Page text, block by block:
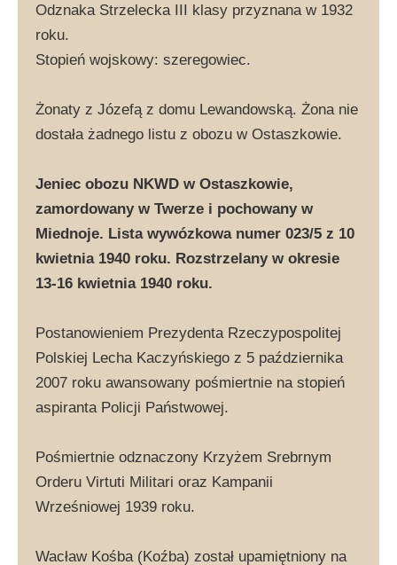
Odznaka Strzelecka III klasy przyznana w 1932
roku.
Stopień wojskowy: szeregowiec.
Żonaty z Józefą z domu Lewandowską. Żona nie
dostała żadnego listu z obozu w Ostaszkowie.
Jeniec obozu NKWD w Ostaszkowie,
zamordowany w Twerze i pochowany w
Miednoje. Lista wywózkowa numer 023/5 z 10
kwietnia 1940 roku. Rozstrzelany w okresie
13-16 kwietnia 1940 roku.
Postanowieniem Prezydenta Rzeczypospolitej
Polskiej Lecha Kaczyńskiego z 5 października
2007 roku awansowany pośmiertnie na stopień
aspiranta Policji Państwowej.
Pośmiertnie odznaczony Krzyżem Srebrnym
Orderu Virtuti Militari oraz Kampanii
Wrześniowej 1939 roku.
Wacław Kośba (Koźba) został upamiętniony na